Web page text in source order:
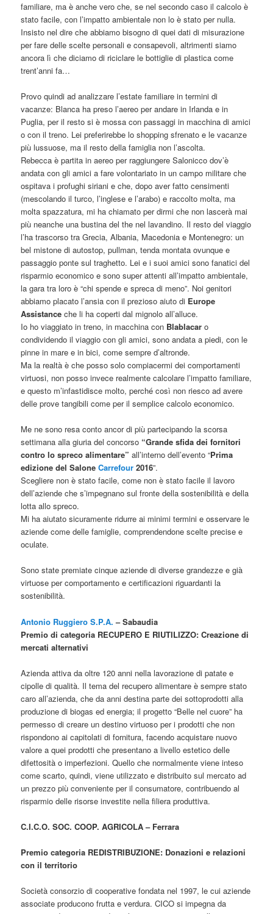
familiare, ma è anche vero che, se nel secondo caso il calcolo è
stato facile, con l’impatto ambientale non lo è stato per nulla.
Insisto nel dire che abbiamo bisogno di quei dati di misurazione
per fare delle scelte personali e consapevoli, altrimenti siamo
ancora lì che diciamo di riciclare le bottiglie di plastica come
trent’anni fa…
Provo quindi ad analizzare l’estate familiare in termini di
vacanze: Blanca ha preso l’aereo per andare in Irlanda e in
Puglia, per il resto si è mossa con passaggi in macchina di amici
o con il treno. Lei preferirebbe lo shopping sfrenato e le vacanze
più lussuose, ma il resto della famiglia non l’ascolta.
Rebecca è partita in aereo per raggiungere Salonicco dov’è
andata con gli amici a fare volontariato in un campo militare che
ospitava i profughi siriani e che, dopo aver fatto censimenti
(mescolando il turco, l’inglese e l’arabo) e raccolto molta, ma
molta spazzatura, mi ha chiamato per dirmi che non lascerà mai
più neanche una bustina del the nel lavandino. Il resto del viaggio
l’ha trascorso tra Grecia, Albania, Macedonia e Montenegro: un
bel mistone di autostop, pullman, tenda montata ovunque e
passaggio ponte sul traghetto. Lei e i suoi amici sono fanatici del
risparmio economico e sono super attenti all’impatto ambientale,
la gara tra loro è “chi spende e spreca di meno”. Noi genitori
abbiamo placato l’ansia con il prezioso aiuto di Europe
Assistance che li ha coperti dal mignolo all’alluce.
Io ho viaggiato in treno, in macchina con Blablacar o
condividendo il viaggio con gli amici, sono andata a piedi, con le
pinne in mare e in bici, come sempre d’altronde.
Ma la realtà è che posso solo compiacermi dei comportamenti
virtuosi, non posso invece realmente calcolare l’impatto familiare,
e questo m’infastidisce molto, perché così non riesco ad avere
delle prove tangibili come per il semplice calcolo economico.
Me ne sono resa conto ancor di più partecipando la scorsa
settimana alla giuria del concorso “Grande sfida dei fornitori
contro lo spreco alimentare” all’interno dell’evento “Prima
edizione del SaloneCarrefour 2016”.
Scegliere non è stato facile, come non è stato facile il lavoro
dell’aziende che s’impegnano sul fronte della sostenibilità e della
lotta allo spreco.
Mi ha aiutato sicuramente ridurre ai minimi termini e osservare le
aziende come delle famiglie, comprendendone scelte precise e
oculate.
Sono state premiate cinque aziende di diverse grandezze e già
virtuose per comportamento e certificazioni riguardanti la
sostenibilità.
Antonio Ruggiero S.P.A. – Sabaudia
Premio di categoria RECUPERO E RIUTILIZZO: Creazione di
mercati alternativi
Azienda attiva da oltre 120 anni nella lavorazione di patate e
cipolle di qualità. Il tema del recupero alimentare è sempre stato
caro all’azienda, che da anni destina parte dei sottoprodotti alla
produzione di biogas ed energia; il progetto “Belle nel cuore” ha
permesso di creare un destino virtuoso per i prodotti che non
rispondono ai capitolati di fornitura, facendo acquistare nuovo
valore a quei prodotti che presentano a livello estetico delle
difettosità o imperfezioni. Quello che normalmente viene inteso
come scarto, quindi, viene utilizzato e distribuito sul mercato ad
un prezzo più conveniente per il consumatore, contribuendo al
risparmio delle risorse investite nella filiera produttiva.
C.I.C.O. SOC. COOP.AGRICOLA – Ferrara
Premio categoria REDISTRIBUZIONE: Donazioni e relazioni
con il territorio
Società consorzio di cooperative fondata nel 1997, le cui aziende
associate producono frutta e verdura. CICO si impegna da